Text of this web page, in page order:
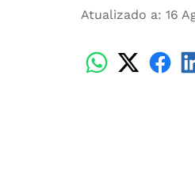
Atualizado a: 16